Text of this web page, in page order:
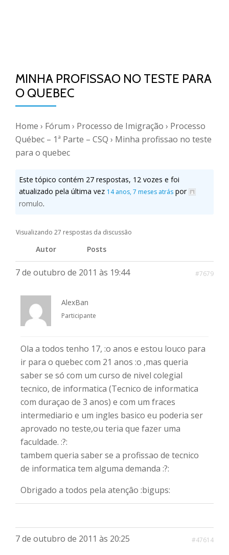
MINHA PROFISSAO NO TESTE PARA
O QUEBEC
Home › Fórum › Processo de Imigração › Processo
Québec – 1ª Parte – CSQ › Minha profissao no teste
para o quebec
Este tópico contém 27 respostas, 12 vozes e foi
atualizado pela última vez 14 anos, 7 meses atrás por
romulo.
Visualizando 27 respostas da discussão
Autor Posts
7 de outubro de 2011 às 19:44 #7679
AlexBan
Participante
Ola a todos tenho 17, :o anos e estou louco para
ir para o quebec com 21 anos :o ,mas queria
saber se só com um curso de nivel colegial
tecnico, de informatica (Tecnico de informatica
com duraçao de 3 anos) e com um fraces
intermediario e um ingles basico eu poderia ser
aprovado no teste,ou teria que fazer uma
faculdade. :?:
tambem queria saber se a profissao de tecnico
de informatica tem alguma demanda :?:
Obrigado a todos pela atençâo :bigups:
7 de outubro de 2011 às 20:25 #47614